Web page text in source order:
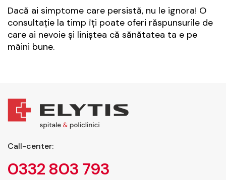
Dacă ai simptome care persistă, nu le ignora! O
consultație la timp îți poate oferi răspunsurile de
care ai nevoie și liniștea că sănătatea ta e pe
mâini bune.
Call-center:
0332 803 793